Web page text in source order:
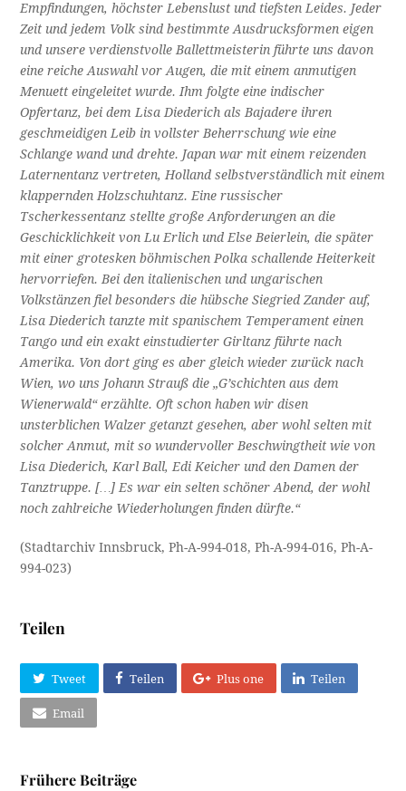
Empfindungen, höchster Lebenslust und tiefsten Leides. Jeder
Zeit und jedem Volk sind bestimmte Ausdrucksformen eigen
und unsere verdienstvolle Ballettmeisterin führte uns davon
eine reiche Auswahl vor Augen, die mit einem anmutigen
Menuett eingeleitet wurde. Ihm folgte eine indischer
Opfertanz, bei dem Lisa Diederich als Bajadere ihren
geschmeidigen Leib in vollster Beherrschung wie eine
Schlange wand und drehte. Japan war mit einem reizenden
Laternentanz vertreten, Holland selbstverständlich mit einem
klappernden Holzschuhtanz. Eine russischer
Tscherkessentanz stellte große Anforderungen an die
Geschicklichkeit von Lu Erlich und Else Beierlein, die später
mit einer grotesken böhmischen Polka schallende Heiterkeit
hervorriefen. Bei den italienischen und ungarischen
Volkstänzen fiel besonders die hübsche Siegried Zander auf,
Lisa Diederich tanzte mit spanischem Temperament einen
Tango und ein exakt einstudierter Girltanz führte nach
Amerika. Von dort ging es aber gleich wieder zurück nach
Wien, wo uns Johann Strauß die „G’schichten aus dem
Wienerwald“ erzählte. Oft schon haben wir disen
unsterblichen Walzer getanzt gesehen, aber wohl selten mit
solcher Anmut, mit so wundervoller Beschwingtheit wie von
Lisa Diederich, Karl Ball, Edi Keicher und den Damen der
Tanztruppe. […] Es war ein selten schöner Abend, der wohl
noch zahlreiche Wiederholungen finden dürfte.“
(Stadtarchiv Innsbruck, Ph-A-994-018, Ph-A-994-016, Ph-A-
994-023)
Teilen
Tweet Teilen Plus one Teilen
Email
Frühere Beiträge